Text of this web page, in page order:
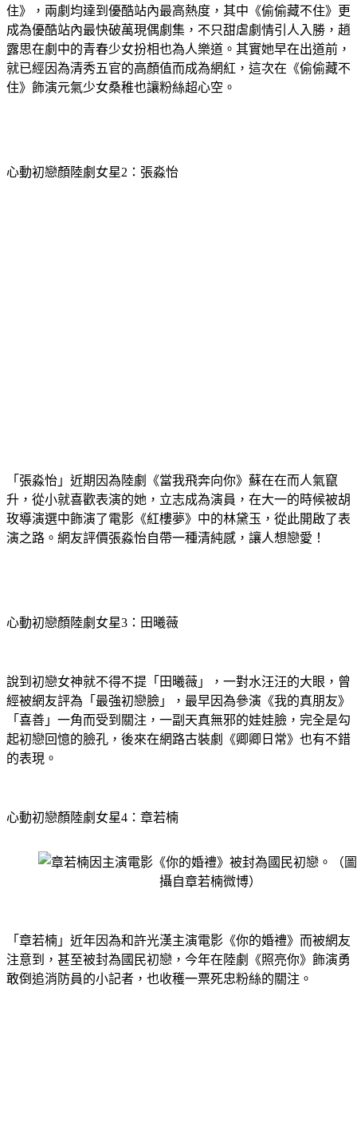
住》，兩劇均達到優酷站內最高熱度，其中《偷偷藏不住》更
成為優酷站內最快破萬現偶劇集，不只甜虐劇情引人入勝，趙
露思在劇中的青春少女扮相也為人樂道。其實她早在出道前，
就已經因為清秀五官的高顏值而成為網紅，這次在《偷偷藏不
住》飾演元氣少女桑稚也讓粉絲超心空。
心動初戀顏陸劇女星2：張淼怡
「張淼怡」近期因為陸劇《當我飛奔向你》蘇在在而人氣竄
升，從小就喜歡表演的她，立志成為演員，在大一的時候被胡
玫導演選中飾演了電影《紅樓夢》中的林黛玉，從此開啟了表
演之路。網友評價張淼怡自帶一種清純感，讓人想戀愛！
心動初戀顏陸劇女星3：田曦薇
說到初戀女神就不得不提「田曦薇」，一對水汪汪的大眼，曾
經被網友評為「最強初戀臉」，最早因為參演《我的真朋友》
「喜善」一角而受到關注，一副天真無邪的娃娃臉，完全是勾
起初戀回憶的臉孔，後來在網路古裝劇《卿卿日常》也有不錯
的表現。
心動初戀顏陸劇女星4：章若楠
「章若楠」近年因為和許光漢主演電影《你的婚禮》而被網友
注意到，甚至被封為國民初戀，今年在陸劇《照亮你》飾演勇
敢倒追消防員的小記者，也收穫一票死忠粉絲的關注。